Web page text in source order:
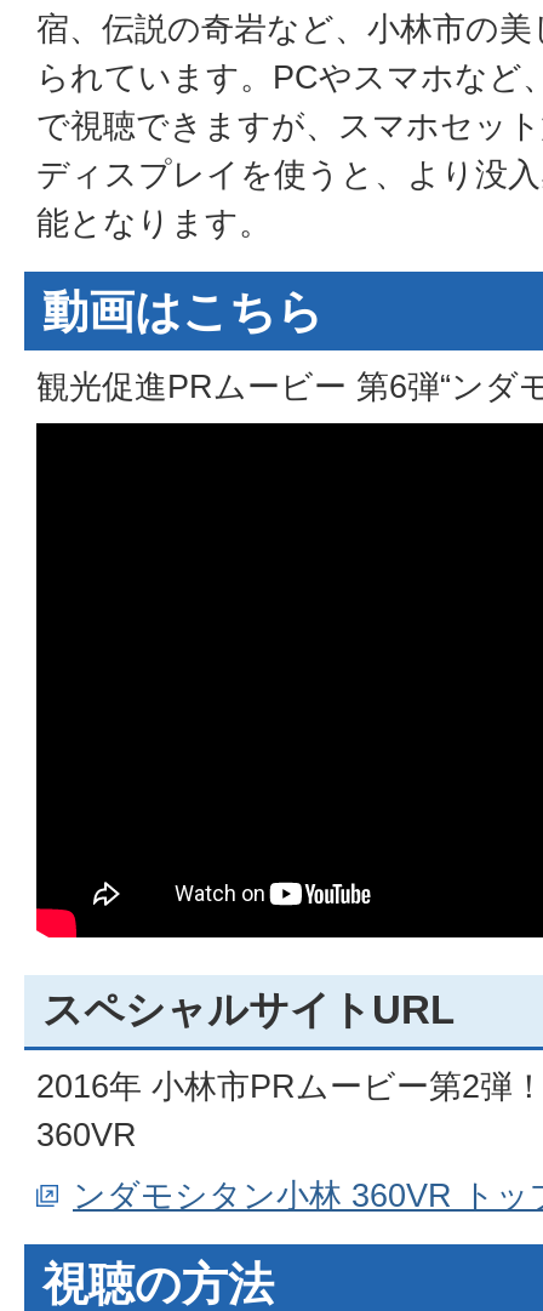
宿、伝説の奇岩など、小林市の
られています。PCやスマホなど
で視聴できますが、スマホセッ
ディスプレイを使うと、より没
能となります。
動画はこちら
観光促進PRムービー 第6弾“ンダ
スペシャルサイトURL
2016年 小林市PRムービー第2弾
360VR
ンダモシタン小林 360VR トッ
視聴の方法